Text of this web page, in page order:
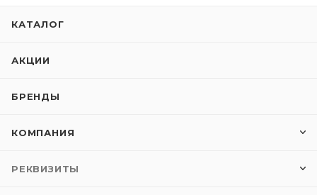
КАТАЛОГ
АКЦИИ
БРЕНДЫ
КОМПАНИЯ
РЕКВИЗИТЫ